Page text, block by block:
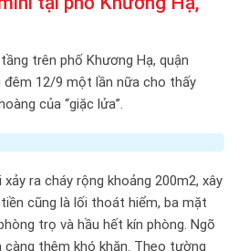
trên phố Khương Hạ, quận
đêm 12/9 một lần nữa cho thấy
của “giặc lửa”.
ra cháy rộng khoảng 200m2, xây
cũng là lối thoát hiểm, ba mặt
trọ và hầu hết kín phòng. Ngõ
thêm khó khăn. Theo tường